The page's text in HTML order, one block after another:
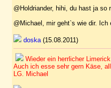
@Holdriander, hihi, du hast ja so
@Michael, mir geht`s wie dir.
doska(15.08.2011)
Wieder ein herrlicher
Auch ich esse sehr gern Käse,
LG. Michael